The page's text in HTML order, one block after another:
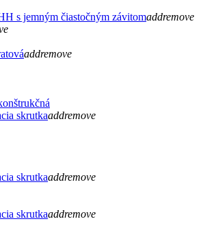
s jemným čiastočným závitomaddremove
addremove
skrutkaaddremove
skrutkaaddremove
skrutkaaddremove